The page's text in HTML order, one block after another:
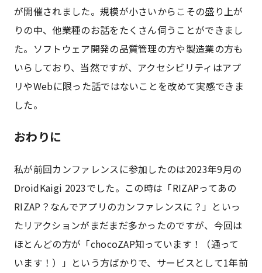
が開催されました。規模が小さいからこその盛り上が
りの中、他業種のお話をたくさん伺うことができまし
た。ソフトウェア開発の品質管理の方や製造業の方も
いらしており、当然ですが、アクセシビリティはアプ
リやWebに限った話ではないことを改めて実感できま
した。
おわりに
私が前回カンファレンスに参加したのは2023年9月の
DroidKaigi 2023でした。この時は「RIZAPってあの
RIZAP？なんでアプリのカンファレンスに？」といっ
たリアクションがまだまだ多かったのですが、今回は
ほとんどの方が「chocoZAP知っています！（通って
います！）」という方ばかりで、サービスとして1年前